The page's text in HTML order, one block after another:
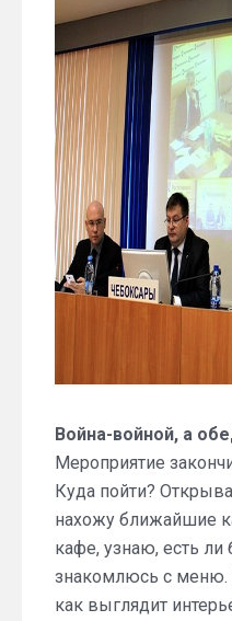
Война-войной, а
Мероприятие
Куда пойти?
нахожу ближайшие
кафе, узнаю, есть ли
знакомлюсь с меню.
как выглядит